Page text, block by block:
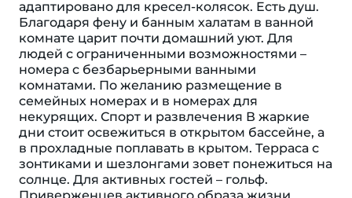
адаптировано для кресел-колясок. Eсть душ.
Благодаря фену и банным халатам в ванной
комнате царит почти домашний уют. Для
людей с ограниченными возможностями –
номера с безбарьерными ванными
комнатами. По желанию размещение в
семейных номерах и в номерах для
некурящих. Спорт и развлечения В жаркие
дни стоит освежиться в открытом бассейне, а
в прохладные поплавать в крытом. Терраса с
зонтиками и шезлонгами зовет понежиться на
солнце. Для активных гостей – гольф.